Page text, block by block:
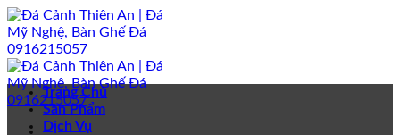
Bỏ
qua
nội
dung
Trang Chủ
Sản Phẩm
Dịch Vụ